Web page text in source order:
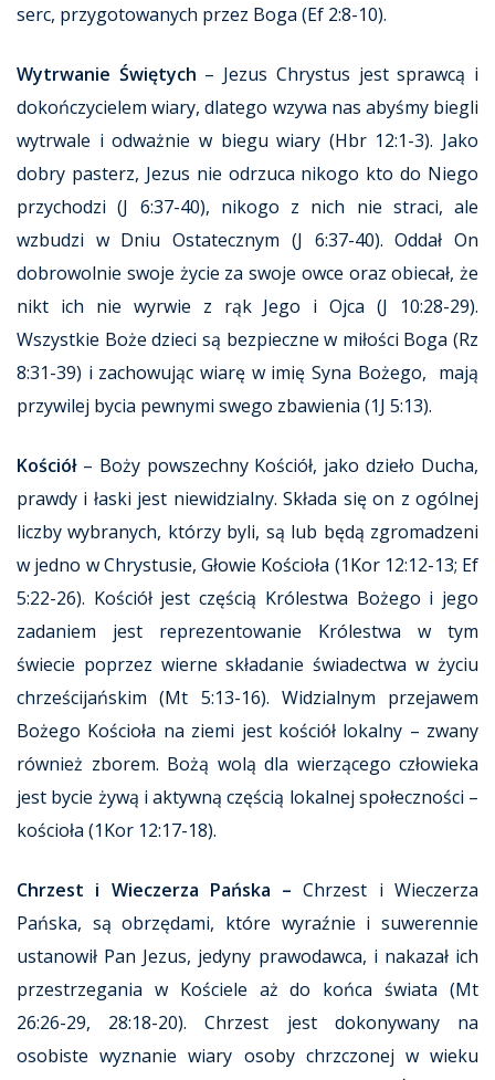
serc, przygotowanych przez Boga (Ef 2:8-10).
Wytrwanie Świętych – Jezus Chrystus jest sprawcą i
dokończycielem wiary, dlatego wzywa nas abyśmy biegli
wytrwale i odważnie w biegu wiary (Hbr 12:1-3). Jako
dobry pasterz, Jezus nie odrzuca nikogo kto do Niego
przychodzi (J 6:37-40), nikogo z nich nie straci, ale
wzbudzi w Dniu Ostatecznym (J 6:37-40). Oddał On
dobrowolnie swoje życie za swoje owce oraz obiecał, że
nikt ich nie wyrwie z rąk Jego i Ojca (J 10:28-29).
Wszystkie Boże dzieci są bezpieczne w miłości Boga (Rz
8:31-39) i zachowując wiarę w imię Syna Bożego, mają
przywilej bycia pewnymi swego zbawienia (1J 5:13).
Kościół– Boży powszechny Kościół, jako dzieło Ducha,
prawdy i łaski jest niewidzialny. Składa się on z ogólnej
liczby wybranych, którzy byli, są lub będą zgromadzeni
w jedno w Chrystusie, Głowie Kościoła (1Kor 12:12-13; Ef
5:22-26). Kościół jest częścią Królestwa Bożego i jego
zadaniem jest reprezentowanie Królestwa w tym
świecie poprzez wierne składanie świadectwa w życiu
chrześcijańskim (Mt 5:13-16). Widzialnym przejawem
Bożego Kościoła na ziemi jest kościół lokalny – zwany
również zborem. Bożą wolą dla wierzącego człowieka
jest bycie żywą i aktywną częścią lokalnej społeczności –
kościoła (1Kor 12:17-18).
Chrzest i Wieczerza Pańska –Chrzest i Wieczerza
Pańska, są obrzędami, które wyraźnie i suwerennie
ustanowił Pan Jezus, jedyny prawodawca, i nakazał ich
przestrzegania w Kościele aż do końca świata (Mt
26:26-29, 28:18-20). Chrzest jest dokonywany na
osobiste wyznanie wiary osoby chrzczonej w wieku